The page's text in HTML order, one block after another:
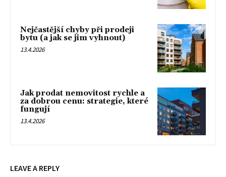
Nejčastější chyby při prodeji
bytu (a jak se jim vyhnout)
13.4.2026
Jak prodat nemovitost rychle a
za dobrou cenu: strategie, které
fungují
13.4.2026
LEAVE A REPLY